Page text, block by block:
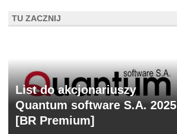
TU ZACZNIJ
List do akcjonariuszy
Quantum software S.A. 2025
[BR Premium]